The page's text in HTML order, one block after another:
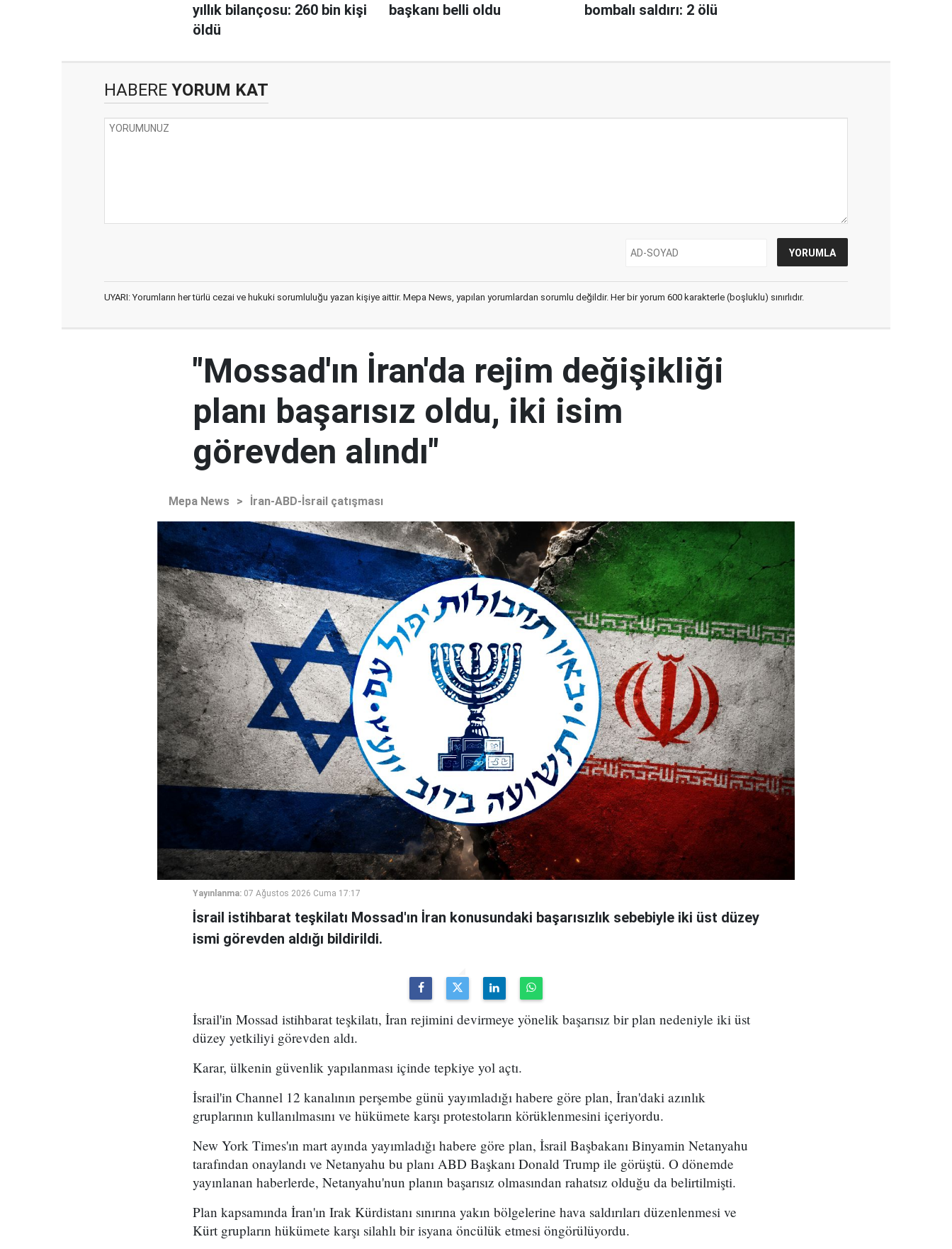
yıllık bilançosu: 260 bin kişi
öldü
başkanı belli oldu
bombalı saldırı: 2 ölü
HABERE YORUM KAT
UYARI: Yorumların her türlü cezai ve hukuki sorumluluğu yazan kişiye aittir. Mepa News, yapılan yorumlardan sorumlu değildir. Her bir yorum 600 karakterle (boşluklu) sınırlıdır.
"Mossad'ın İran'da rejim değişikliği
planı başarısız oldu, iki isim
görevden alındı"
Mepa News > İran-ABD-İsrail çatışması
Yayınlanma: 07 Ağustos 2026 Cuma 17:17
İsrail istihbarat teşkilatı Mossad'ın İran konusundaki başarısızlık sebebiyle iki üst düzey
ismi görevden aldığı bildirildi.
İsrail'in Mossad istihbarat teşkilatı, İran rejimini devirmeye yönelik başarısız bir plan nedeniyle iki üst
düzey yetkiliyi görevden aldı.
Karar, ülkenin güvenlik yapılanması içinde tepkiye yol açtı.
İsrail'in Channel 12 kanalının perşembe günü yayımladığı habere göre plan, İran'daki azınlık
gruplarının kullanılmasını ve hükümete karşı protestoların körüklenmesini içeriyordu.
New York Times'ın mart ayında yayımladığı habere göre plan, İsrail Başbakanı Binyamin Netanyahu
tarafından onaylandı ve Netanyahu bu planı ABD Başkanı Donald Trump ile görüştü. O dönemde
yayınlanan haberlerde, Netanyahu'nun planın başarısız olmasından rahatsız olduğu da belirtilmişti.
Plan kapsamında İran'ın Irak Kürdistanı sınırına yakın bölgelerine hava saldırıları düzenlenmesi ve
Kürt grupların hükümete karşı silahlı bir isyana öncülük etmesi öngörülüyordu.